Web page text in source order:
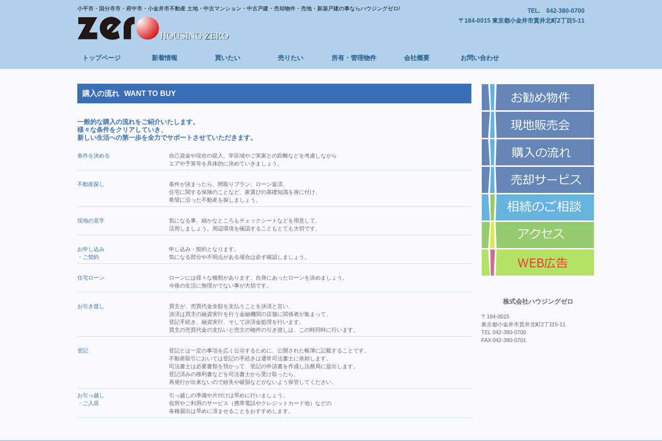
小平市・国分寺市・府中市・小金井市不動産 土地・中古マンション・中古戸建・売却物件・売地・新築戸建の事ならハウジングゼロ/ TEL.
042-380-0700
〒184-0015 東京都小金井市貫井北町2丁目5-11
購入の流れ WANT TO BUY
一般的な購入の流れをご紹介いたします。
様々な条件をクリアしていき、
新しい生活への第一歩を全力でサポートさせていただきます。
条件を決める
自己資金や現在の収入、学区域やご実家との距離などを考慮しながら
エアや予算等を具体的に決めていきましょう。
不動産探し
条件が決まったら、間取りプラン、ローン返済、
住宅に関する保険のことなど、家選びの基礎知識を身に付け、
希望に沿った不動産を探しましょう。
現地の見学
気になる事、細かなところもチェックシートなどを用意して、
活用しましょう。周辺環境を確認することもとても大切です。
お申し込み
・ ご契約
申し込み・契約となります。
気になる部分や不明点がある場合は必ず確認しましょう。
住宅ローン
ローンには様々な種類があります。自身にあったローンを決めましょう。
今後の生活に無理がでない事が大切です。
お引き渡し
買主が、売買代金全額を支払うことを決済と言い、
決済は買主の融資実行を行う金融機関の店舗に関係者が集まって、
登記手続き、融資実行、そして決済金処理を行います。
買主の売買代金の支払いと売主の物件の引き渡しは、この時同時に行います。
登記
登記とは一定の事項を広く公示するために、公開された帳簿に記載することです。
不動産取引においては登記の手続きは通常司法書士に依頼します。
司法書士は必要書類を預かって、登記の申請書を作成し法務局に提出します。
登記済みの権利書などを司法書士から受け取ったら、
再発行が出来ないので紛失や破損などがないよう保管してください。
お引っ越し
・ ご入居
引っ越しの準備や片付けは早めに行いましょう。
役所やご利用のサービス（携帯電話やクレジットカード他）などの
各種届出は早めに済ませることをおすすめします。
トップページ 新着情報 買いたい 売りたい 所有・管理物件 会社概要 お問い合わせ
株式会社ハウジングゼロ
〒184-0015
東京都小金井市貫井北町2丁目5-11
TEL 042-380-0700
FAX 042-380-0701